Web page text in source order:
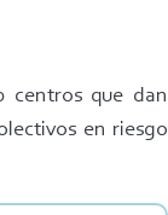
centros que dan
en riesgo